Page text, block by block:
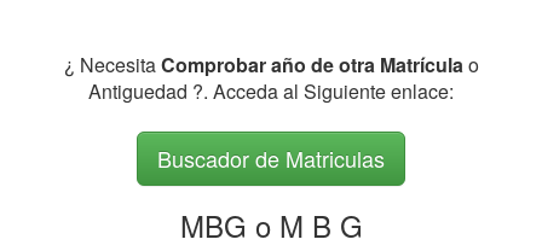
¿ NecesitaComprobar año de otra Matrículao
Antiguedad ?. Acceda al Siguiente enlace:
Buscador de Matriculas
MBG o M B G